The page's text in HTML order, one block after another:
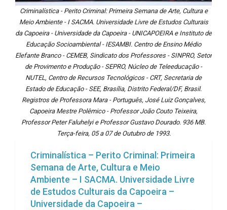
Criminalística - Perito Criminal: Primeira Semana de Arte, Cultura e
Meio Ambiente - I SACMA. Universidade Livre de Estudos Culturais
da Capoeira - Universidade da Capoeira - UNICAPOEIRA e Instituto de
Educação Socioambiental - IESAMBI. Centro de Ensino Médio
Elefante Branco - CEMEB, Sindicato dos Professores - SINPRO, Setor
de Provimento e Produção - SEPRO, Núcleo de Teleeducação -
NUTEL, Centro de Recursos Tecnológicos - CRT, Secretaria de
Estado de Educação - SEE, Brasília, Distrito Federal/DF, Brasil.
Registros de Professora Mara - Português, José Luiz Gonçalves,
Capoeira Mestre Polêmico - Professor João Couto Teixeira,
Professor Peter Faluhelyi e Professor Gustavo Dourado. 936 MB.
Terça-feira, 05 a 07 de Outubro de 1993.
Criminalística – Perito Criminal: Primeira
Semana de Arte, Cultura e Meio
Ambiente – I SACMA. Universidade Livre
de Estudos Culturais da Capoeira –
Universidade da Capoeira –